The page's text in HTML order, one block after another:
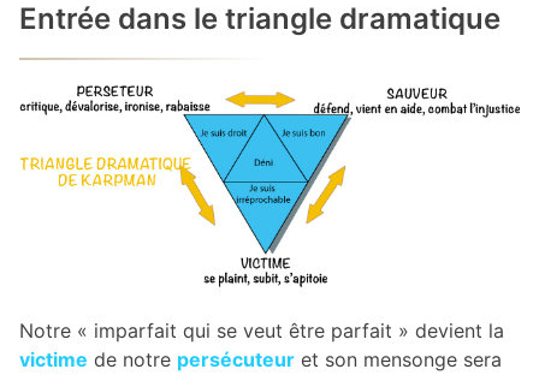
Entrée dans le triangle dramatique
Notre « imparfait qui se veut être parfait » devient la
victime de notre persécuteur et son mensonge sera